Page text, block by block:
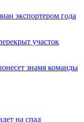
экспортером года
участок
знамя команды
на спад